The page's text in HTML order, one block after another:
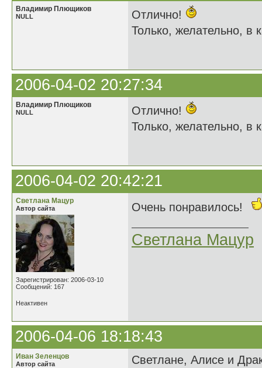
Владимир Плющиков
NULL
Отлично!
Только, желательно, в
2006-04-02 20:27:34
Владимир Плющиков
NULL
Отлично!
Только, желательно, в
2006-04-02 20:42:21
Светлана Мацур
Автор сайта
Зарегистрирован: 2006-03-10
Сообщений: 167
Очень понравилось!
Светлана Мацур
Неактивен
2006-04-06 18:18:43
Иван Зеленцов
Автор сайта Светлане, Алисе и